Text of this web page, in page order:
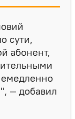
сути,
абонент,
— добавил